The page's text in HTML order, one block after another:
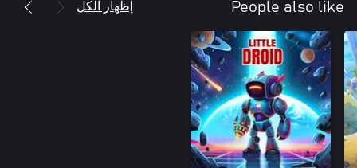
People also like إظهار الكل